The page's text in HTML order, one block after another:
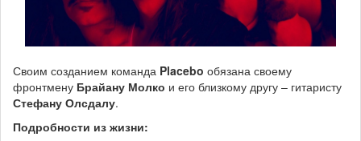
Своим созданием команда Placebo обязана своему
фронтмену Брайану Молко и его близкому другу – гитаристу
Стефану Олсдалу.
Подробности из жизни: